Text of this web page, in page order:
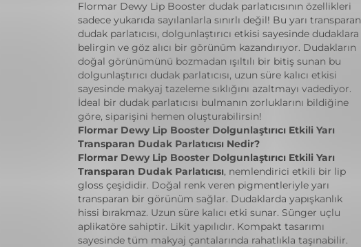
Flormar Dewy Lip Booster dudak parlatıcısının özellikleri
sadece yukarıda sayılanlarla sınırlı değil! Bu yarı transparan
dudak parlatıcısı, dolgunlaştırıcı etkisi sayesinde dudaklara
belirgin ve göz alıcı bir görünüm kazandırıyor. Dudakların
doğal görünümünü bozmadan ışıltılı bir bitiş sunan bu
dolgunlaştırıcı dudak parlatıcısı, uzun süre kalıcı etkisi
sayesinde makyaj tazeleme sıklığını azaltmayı vadediyor.
İdeal bir dudak parlatıcısı bulmanın zorluklarını bildiğine
göre, siparişini hemen oluşturabilirsin!
Flormar Dewy Lip Booster Dolgunlaştırıcı Etkili Yarı
Transparan Dudak Parlatıcısı Nedir?
Flormar Dewy Lip Booster Dolgunlaştırıcı Etkili Yarı
Transparan Dudak Parlatıcısı, nemlendirici etkili bir lip
gloss çeşididir. Doğal renk veren pigmentleriyle yarı
transparan bir görünüm sağlar. Dudaklarda yapışkanlık
hissi bırakmaz. Uzun süre kalıcı etki sunar. Sünger uçlu
aplikatöre sahiptir. Likit yapılıdır. Kompakt tasarımı
sayesinde tüm makyaj çantalarında rahatlıkla taşınabilir.